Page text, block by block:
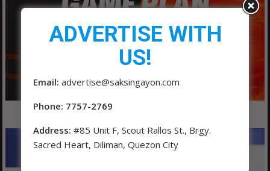
ADVERTISE WITH
US!
Email: advertise@saksingayon.com
Phone: 7757-2769
Address: #85 Unit F, Scout Rallos St., Brgy.
Sacred Heart, Diliman, Quezon City